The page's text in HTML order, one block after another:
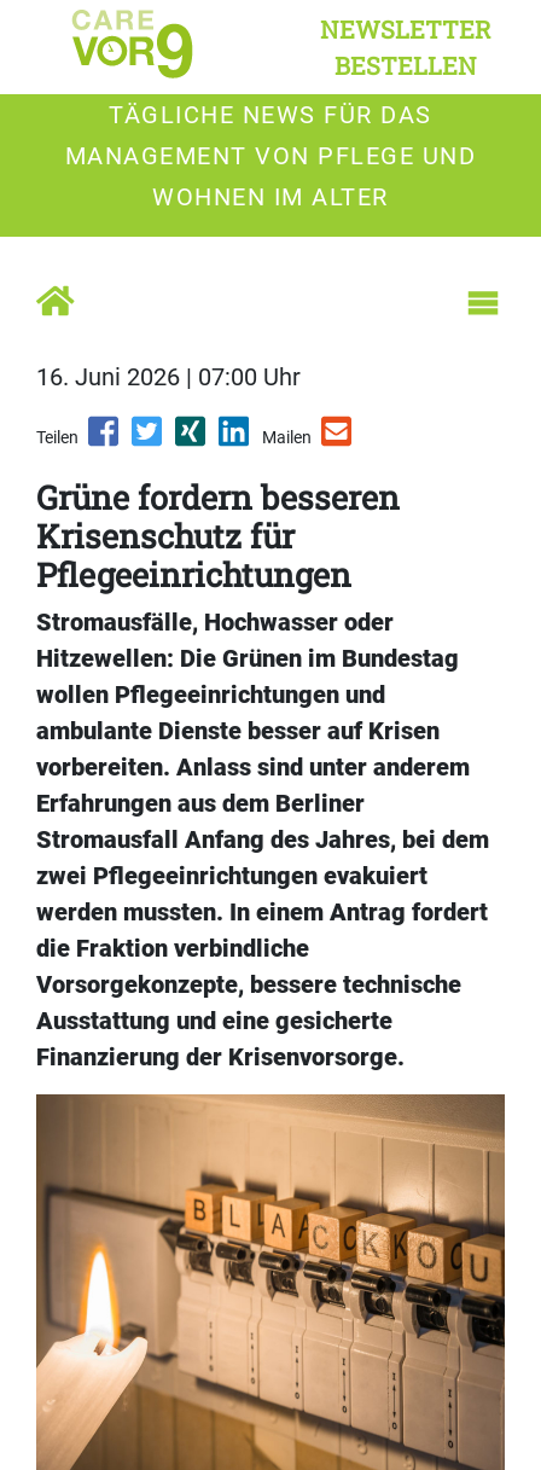
NEWSLETTER
BESTELLEN
TÄGLICHE NEWS FÜR DAS
MANAGEMENT VON PFLEGE UND
WOHNEN IM ALTER
16. Juni 2026 | 07:00 Uhr
Teilen Mailen
Grüne fordern besseren
Krisenschutz für
Pflegeeinrichtungen
Stromausfälle, Hochwasser oder
Hitzewellen: Die Grünen im Bundestag
wollen Pflegeeinrichtungen und
ambulante Dienste besser auf Krisen
vorbereiten. Anlass sind unter anderem
Erfahrungen aus dem Berliner
Stromausfall Anfang des Jahres, bei dem
zwei Pflegeeinrichtungen evakuiert
werden mussten. In einem Antrag fordert
die Fraktion verbindliche
Vorsorgekonzepte, bessere technische
Ausstattung und eine gesicherte
Finanzierung der Krisenvorsorge.